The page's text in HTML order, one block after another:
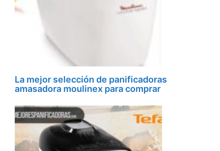
La mejor selección de panificadoras
amasadora moulinex para comprar